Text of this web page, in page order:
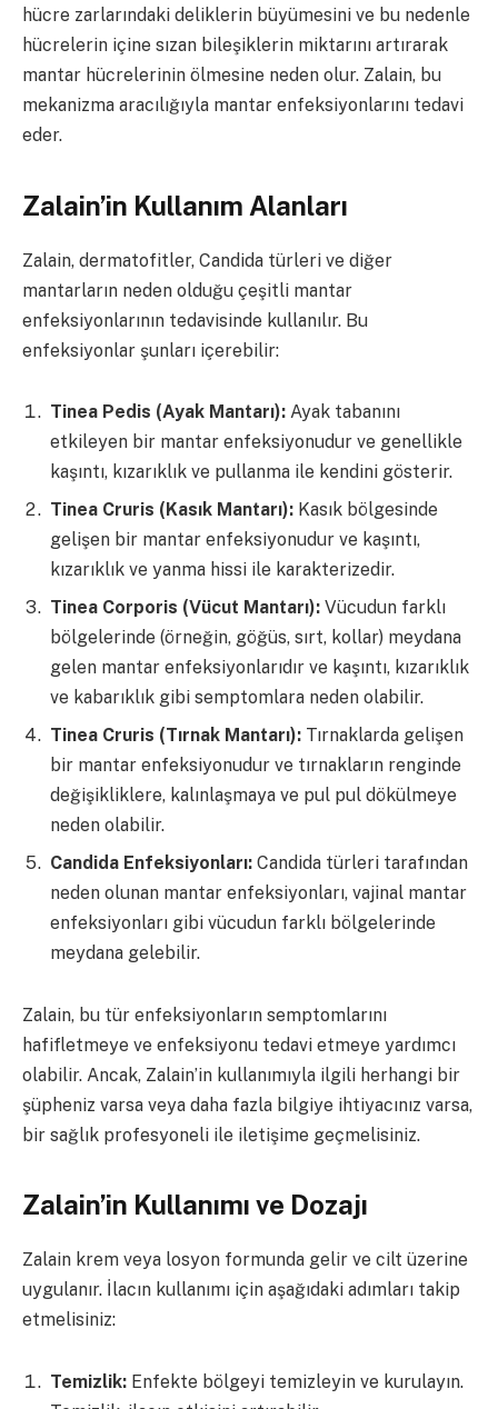
hücre zarlarındaki deliklerin büyümesini ve bu nedenle
hücrelerin içine sızan bileşiklerin miktarını artırarak
mantar hücrelerinin ölmesine neden olur. Zalain, bu
mekanizma aracılığıyla mantar enfeksiyonlarını tedavi
eder.
Zalain’in Kullanım Alanları
Zalain, dermatofitler, Candida türleri ve diğer
mantarların neden olduğu çeşitli mantar
enfeksiyonlarının tedavisinde kullanılır. Bu
enfeksiyonlar şunları içerebilir:
Tinea Pedis (Ayak Mantarı): Ayak tabanını
etkileyen bir mantar enfeksiyonudur ve genellikle
kaşıntı, kızarıklık ve pullanma ile kendini gösterir.
Tinea Cruris (Kasık Mantarı): Kasık bölgesinde
gelişen bir mantar enfeksiyonudur ve kaşıntı,
kızarıklık ve yanma hissi ile karakterizedir.
Tinea Corporis (Vücut Mantarı): Vücudun farklı
bölgelerinde (örneğin, göğüs, sırt, kollar) meydana
gelen mantar enfeksiyonlarıdır ve kaşıntı, kızarıklık
ve kabarıklık gibi semptomlara neden olabilir.
Tinea Cruris (Tırnak Mantarı): Tırnaklarda gelişen
bir mantar enfeksiyonudur ve tırnakların renginde
değişikliklere, kalınlaşmaya ve pul pul dökülmeye
neden olabilir.
Candida Enfeksiyonları: Candida türleri tarafından
neden olunan mantar enfeksiyonları, vajinal mantar
enfeksiyonları gibi vücudun farklı bölgelerinde
meydana gelebilir.
Zalain, bu tür enfeksiyonların semptomlarını
hafifletmeye ve enfeksiyonu tedavi etmeye yardımcı
olabilir. Ancak, Zalain’in kullanımıyla ilgili herhangi bir
şüpheniz varsa veya daha fazla bilgiye ihtiyacınız varsa,
bir sağlık profesyoneli ile iletişime geçmelisiniz.
Zalain’in Kullanımı ve Dozajı
Zalain krem veya losyon formunda gelir ve cilt üzerine
uygulanır. İlacın kullanımı için aşağıdaki adımları takip
etmelisiniz:
Temizlik: Enfekte bölgeyi temizleyin ve kurulayın.